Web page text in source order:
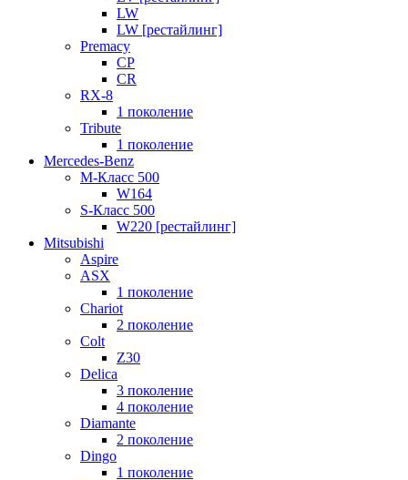
LW
LW [рестайлинг]
Premacy
CP
CR
RX-8
1 поколение
Tribute
1 поколение
Mercedes-Benz
M-Класс 500
W164
S-Класс 500
W220 [рестайлинг]
Mitsubishi
Aspire
ASX
1 поколение
Chariot
2 поколение
Colt
Z30
Delica
3 поколение
4 поколение
Diamante
2 поколение
Dingo
1 поколение